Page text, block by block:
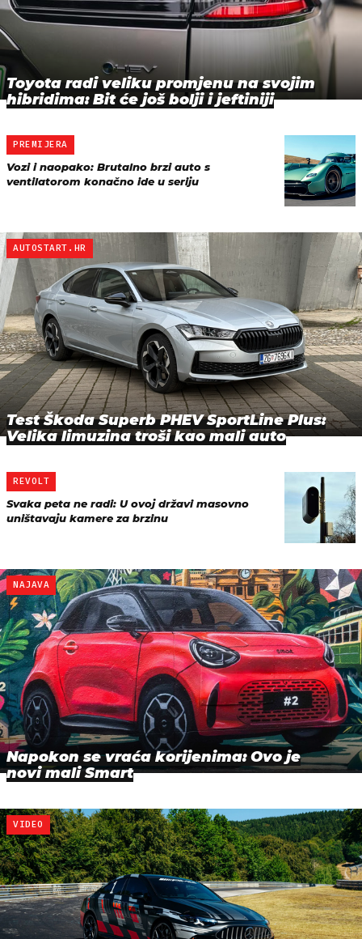
Toyota radi veliku promjenu na svojim
hibridima: Bit će još bolji i jeftiniji
PREMIJERA
Vozi i naopako: Brutalno brzi auto s
ventilatorom konačno ide u seriju
AUTOSTART.HR
Test Škoda Superb PHEV SportLine Plus:
Velika limuzina troši kao mali auto
REVOLT
Svaka peta ne radi: U ovoj državi masovno
uništavaju kamere za brzinu
NAJAVA
Napokon se vraća korijenima: Ovo je
novi mali Smart
VIDEO